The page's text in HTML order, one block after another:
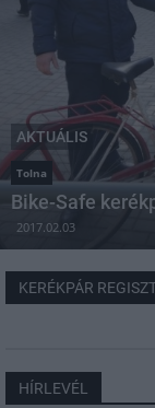
AKTUÁLIS
Tolna
Bike-Safe
2017.02.03
KERÉKPÁR
HÍRLEVÉL